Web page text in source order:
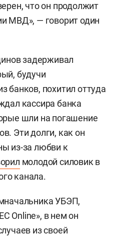
что он продолжит
МВД», — говорит один
задерживал
будучи
банков, похитил оттуда
кассира банка
шли на погашение
Эти долги, как он
из-за любви к
молодой силовик в
канала.
УБЭП,
Online», в нем он
из своей